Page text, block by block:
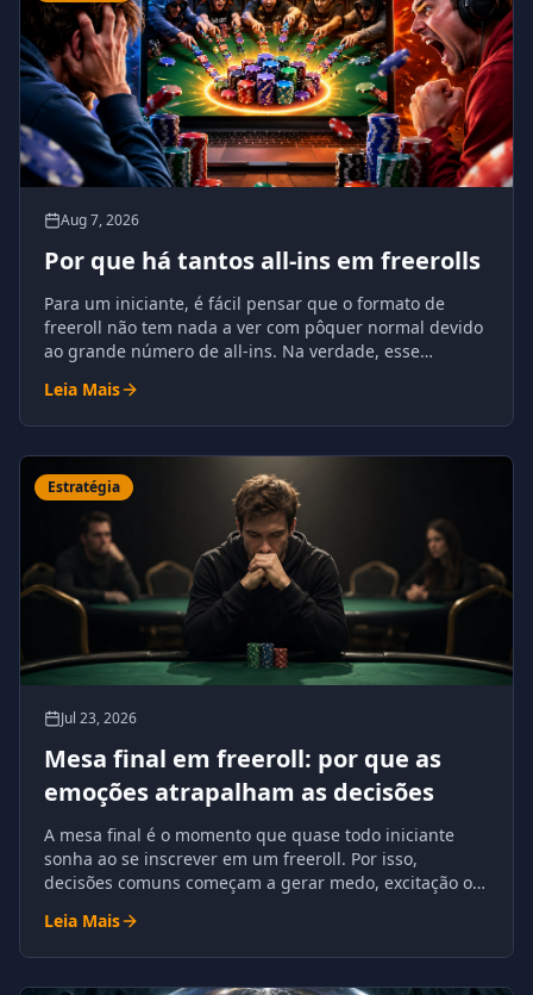
Aug 7, 2026
Por que há tantos all-ins em freerolls
Para um iniciante, é fácil pensar que o formato de
freeroll não tem nada a ver com pôquer normal devido
ao grande número de all-ins. Na verdade, esse
absolutamente natural para o pôquer.
Leia Mais
Estratégia
Jul 23, 2026
Mesa final em freeroll: por que as
emoções atrapalham as decisões
A mesa final é o momento que quase todo iniciante
sonha ao se inscrever em um freeroll. Por isso,
decisões comuns começam a gerar medo, excitação ou
Leia Mais